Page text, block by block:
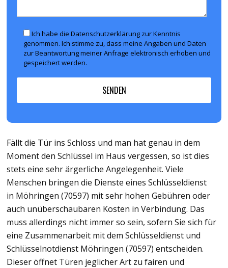
Ich habe die Datenschutzerklärung zur Kenntnis
genommen. Ich stimme zu, dass meine Angaben und Daten
zur Beantwortung meiner Anfrage elektronisch erhoben und
gespeichert werden.
Fällt die Tür ins Schloss und man hat genau in dem
Moment den Schlüssel im Haus vergessen, so ist dies
stets eine sehr ärgerliche Angelegenheit. Viele
Menschen bringen die Dienste eines Schlüsseldienst
in Möhringen (70597) mit sehr hohen Gebühren oder
auch unüberschaubaren Kosten in Verbindung. Das
muss allerdings nicht immer so sein, sofern Sie sich für
eine Zusammenarbeit mit dem Schlüsseldienst und
Schlüsselnotdienst Möhringen (70597) entscheiden.
Dieser öffnet Türen jeglicher Art zu fairen und